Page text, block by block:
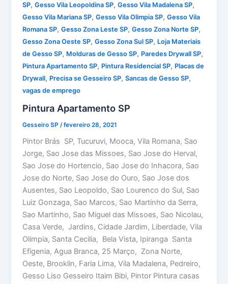
SP,Gesso Vila Leopoldina SP,Gesso Vila Madalena SP,
Gesso Vila Mariana SP,Gesso Vila Olimpia SP,Gesso Vila
Romana SP,Gesso Zona Leste SP,Gesso Zona Norte SP,
Gesso Zona Oeste SP,Gesso Zona Sul SP, Loja Materiais
de Gesso SP, Molduras de Gesso SP, Paredes Drywall SP,
Pintura Apartamento SP, Pintura Residencial SP, Placas de
Drywall, Precisa se Gesseiro SP,Sancas de Gesso SP,
vagas de emprego
Pintura Apartamento SP
Gesseiro SP /fevereiro 28, 2021
Pintor Brás SP, Tucuruvi, Mooca, Vila Romana, Sao
Jorge, Sao Jose das Missoes, Sao Jose do Herval,
Sao Jose do Hortencio, Sao Jose do Inhacora, Sao
Jose do Norte, Sao Jose do Ouro, Sao Jose dos
Ausentes, Sao Leopoldo, Sao Lourenco do Sul, Sao
Luiz Gonzaga, Sao Marcos, Sao Martinho da Serra,
Sao Martinho, Sao Miguel das Missoes, Sao Nicolau,
Casa Verde, Jardins, Cidade Jardim, Liberdade, Vila
Olimpia, Santa Cecilia, Bela Vista, Ipiranga Santa
Efigenia, Agua Branca, 25 Março, Zona Norte,
Oeste, Brooklin, Faria Lima, Vila Madalena, Pedreiro,
Gesso Liso Gesseiro Itaim Bibi, Pintor Pintura casas